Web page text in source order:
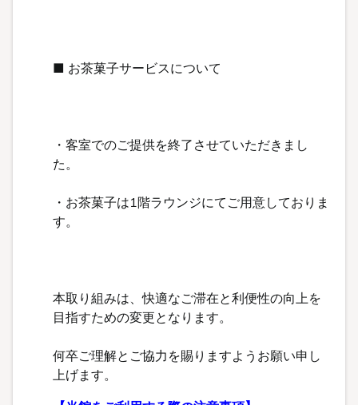
■ お茶菓子サービスについて
・客室でのご提供を終了させていただきまし
た。
・お茶菓子は1階ラウンジにてご用意しておりま
す。
本取り組みは、快適なご滞在と利便性の向上を
目指すための変更となります。
何卒ご理解とご協力を賜りますようお願い申し
上げます。